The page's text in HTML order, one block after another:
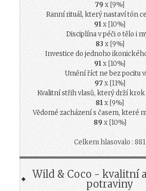
79 x [9%]
Ranní rituál, který nastaví tón
91x [10%]
Disciplína v péči o tělo i
83 x [9%]
Investice do jednoho
91x [10%]
Umění říct ne bez pocitu
97x [11%]
Kvalitní střih vlasů, který drží
81x [9%]
Vědomé zacházení s časem, které
89 x [10%]
Celkem hlasovalo : 881
Wild & Coco - kvalitní
potraviny